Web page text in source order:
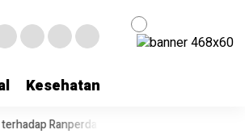
Kesehatan
Pelaksanaan APBD Tahun